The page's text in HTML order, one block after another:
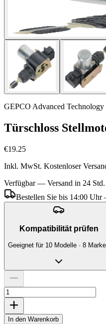
GEPCO Advanced Technology
Türschloss
€19.25
Inkl. MwSt. Kostenloser
Verfügbar — Versand in 24 Std.
Bestellen Sie bis 14:00 Uhr
Kompatibilität prüfen
Geeignet für 10 Modelle · 8
In den Warenkorb